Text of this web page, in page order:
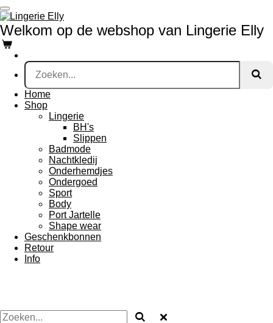
Ga
direct
naar
de
hoofdinhoud
Welkom op de webshop van Lingerie Elly
Home
Shop
Lingerie
BH's
Slippen
Badmode
Nachtkledij
Onderhemdjes
Ondergoed
Sport
Body
Port Jartelle
Shape wear
Geschenkbonnen
Retour
Info